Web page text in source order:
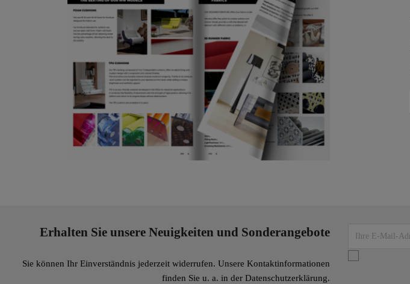
Erhalten Sie unsere Neuigkeiten und Sonderangebote
Sie können Ihr Einverständnis jederzeit widerrufen. Unsere Kontaktinformationen
finden Sie u. a. in der Datenschutzerklärung.